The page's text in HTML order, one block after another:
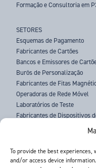
To provide the best
and/or access device
Formação e Consultoria em
SETORES
Esquemas de Pagamento
Fabricantes de Cartões
Bancos e Emissores de
Burôs de Personalização
Fabricantes de Fitas
Operadoras de Rede Móvel
Laboratórios de Teste
Fabricantes de Dispositivos
SOBRE NÓS
ASSISTÊNCIA